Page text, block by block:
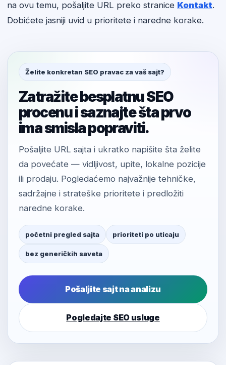
na ovu temu, pošaljite URL preko stranice Kontakt.
Dobićete jasniji uvid u prioritete i naredne korake.
Želite konkretan SEO pravac za vaš sajt?
Zatražite besplatnu SEO
procenu i saznajte šta prvo
ima smisla popraviti.
Pošaljite URL sajta i ukratko napišite šta želite
da povećate — vidljivost, upite, lokalne pozicije
ili prodaju. Pogledaćemo najvažnije tehničke,
sadržajne i strateške prioritete i predložiti
naredne korake.
početni pregled sajta prioriteti po uticaju
bez generičkih saveta
Pošaljite sajt na analizu
Pogledajte SEO usluge